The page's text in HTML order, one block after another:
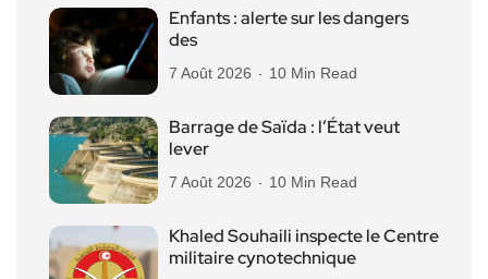
Enfants : alerte sur les dangers
des
7 Août 2026 10 Min Read
Barrage de Saïda : l’État veut
lever
7 Août 2026 10 Min Read
Khaled Souhaili inspecte le Centre
militaire cynotechnique